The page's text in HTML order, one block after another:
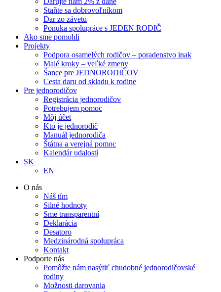
Staňte sa dobrovoľníkom
Dar zo závetu
Ponuka spolupráce s JEDEN RODIČ
Ako sme pomohli
Projekty
Podpora osamelých rodičov – poradenstvo inak
Malé kroky – veľké zmeny
Šance pre JEDNORODIČOV
Cesta daru od skladu k rodine
Pre jednorodičov
Registrácia jednorodičov
Potrebujem pomoc
Môj účet
Kto je jednorodič
Manuál jednorodiča
Štátna a verejná pomoc
Kalendár udalostí
SK
EN
O nás
Náš tím
Silné hodnoty
Sme transparentní
Deklarácia
Desatoro
Medzinárodná spolupráca
Kontakt
Podporte nás
Pomôžte nám nasýtiť chudobné jednorodičovské
rodiny
Možnosti darovania